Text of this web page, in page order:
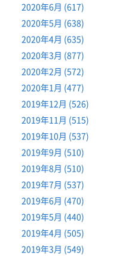
2020年6月 (617)
2020年5月 (638)
2020年4月 (635)
2020年3月 (877)
2020年2月 (572)
2020年1月 (477)
2019年12月 (526)
2019年11月 (515)
2019年10月 (537)
2019年9月 (510)
2019年8月 (510)
2019年7月 (537)
2019年6月 (470)
2019年5月 (440)
2019年4月 (505)
2019年3月 (549)